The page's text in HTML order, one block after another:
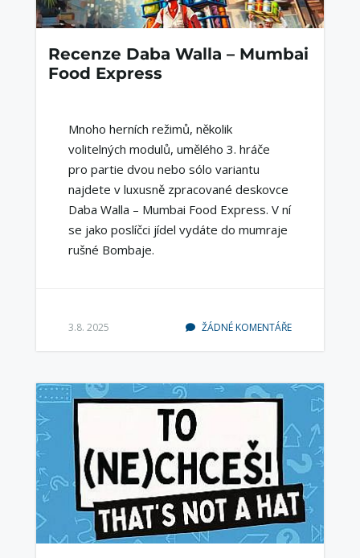
Recenze Daba Walla – Mumbai
Food Express
Mnoho herních režimů, několik
volitelných modulů, umělého 3. hráče
pro partie dvou nebo sólo variantu
najdete v luxusně zpracované deskovce
Daba Walla – Mumbai Food Express. V ní
se jako poslíčci jídel vydáte do mumraje
rušné Bombaje.
3.8. 2025 ŽÁDNÉ KOMENTÁŘE